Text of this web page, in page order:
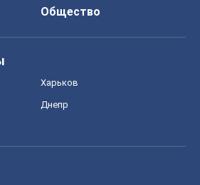
Общество
Харьков
Днепр